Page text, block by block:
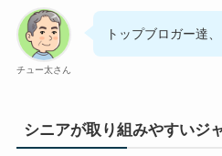
チュー太さん
トップブロガー達
シニアが取り組みやすいジ